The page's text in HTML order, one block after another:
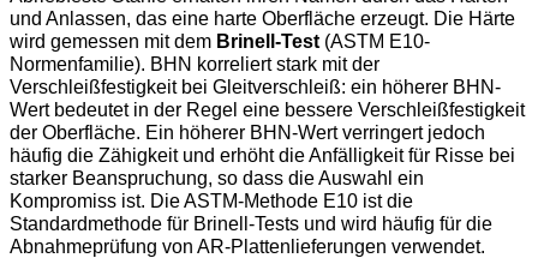
und Anlassen, das eine harte Oberfläche erzeugt. Die Härte
wird gemessen mit dem Brinell-Test (ASTM E10-
Normenfamilie). BHN korreliert stark mit der
Verschleißfestigkeit bei Gleitverschleiß: ein höherer BHN-
Wert bedeutet in der Regel eine bessere Verschleißfestigkeit
der Oberfläche. Ein höherer BHN-Wert verringert jedoch
häufig die Zähigkeit und erhöht die Anfälligkeit für Risse bei
starker Beanspruchung, so dass die Auswahl ein
Kompromiss ist. Die ASTM-Methode E10 ist die
Standardmethode für Brinell-Tests und wird häufig für die
Abnahmeprüfung von AR-Plattenlieferungen verwendet.